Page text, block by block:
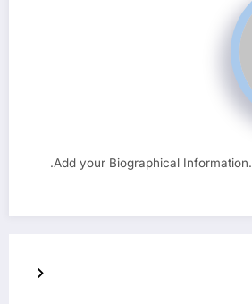
Add your Biographical Information.